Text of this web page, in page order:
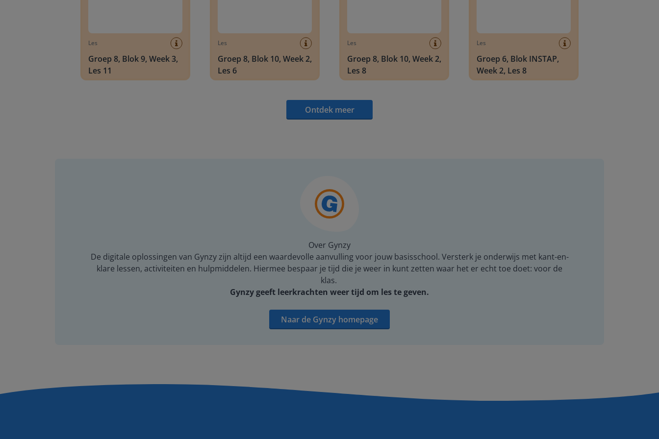
Les
Groep 8, Blok 9, Week 3,
Les 11
Les
Groep 8, Blok 10, Week 2,
Les 6
Les
Groep 8, Blok 10, Week 2,
Les 8
Les
Groep 6, Blok INSTAP,
Week 2, Les 8
Ontdek meer
Over Gynzy
De digitale oplossingen van Gynzy zijn altijd een waardevolle aanvulling voor jouw basisschool. Versterk je onderwijs met kant-en-
klare lessen, activiteiten en hulpmiddelen. Hiermee bespaar je tijd die je weer in kunt zetten waar het er echt toe doet: voor de
klas.
Gynzy geeft leerkrachten weer tijd om les te geven.
Naar de Gynzy homepage